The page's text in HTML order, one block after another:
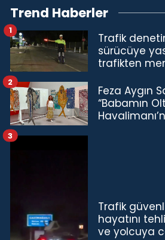
Trend Haberler
Trafik
sürücüye
trafikten
1
Feza Aygın
“Babamın
2
Trafik
hayatını
ve yolcuya
3